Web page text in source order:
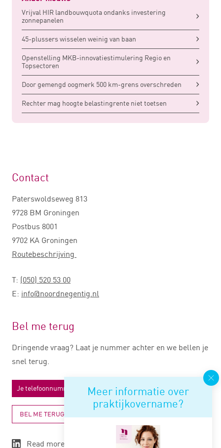
Vrijval HIR landbouwquota ondanks investering
zonnepanelen
45-plussers wisselen weinig van baan
Openstelling MKB-innovatiestimulering Regio en
Topsectoren
Door gemengd oogmerk 500 km-grens overschreden
Rechter mag hoogte belastingrente niet toetsen
Meer informatie over
praktijkovername?
Contact
Paterswoldseweg 813
9728 BM Groningen
Postbus 8001
9702 KA Groningen
Routebeschrijving
T: (050) 520 53 00
E: info@noordnegentig.nl
Bel me terug
Dringende vraag? Laat je nummer achter en we bellen je
snel terug.
BEL ME TERUG
Read more